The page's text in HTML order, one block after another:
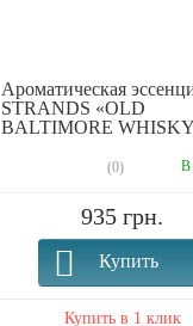
Ароматическая
STRANDS «OLD
BALTIMORE
(0) В
935 грн.
Купить